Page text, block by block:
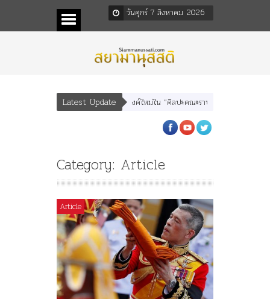
วันศุกร์ 7 สิงหาคม 2026
Latest Update
บุตร” และ “เทพีรัฐธรรมนูญ” เทพองค์ใหม่ใน “ศิลปะคณะราษฎร”
Category: Article
Article